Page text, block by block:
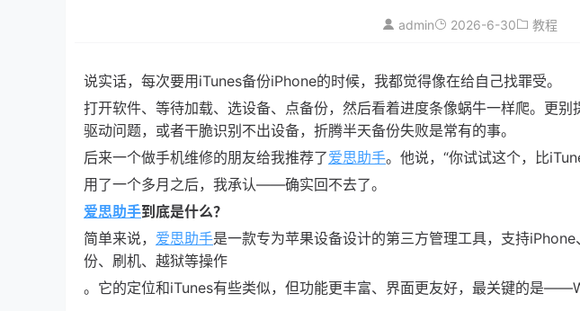
admin 2026-6-30 教程
说实话，每次要用iTunes备份iPhone的时候，我都觉得像在给自己找罪受。
打开软件、等待加载、选设备、点备份，然后看着进度条像蜗牛一样爬。更
驱动问题，或者干脆识别不出设备，折腾半天备份失败是常有的事。
后来一个做手机维修的朋友给我推荐了爱思助手。他说，“你试试这个，比
用了一个多月之后，我承认——确实回不去了。
爱思助手到底是什么？
简单来说， 爱思助手是一款专为苹果设备设计的第三方管理工具，支持
份、刷机、越狱等操作
。它的定位和iTunes有些类似，但功能更丰富、界面更友好，最关键的是